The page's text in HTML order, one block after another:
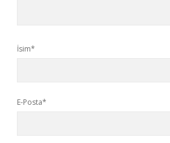
İsim*
E-Posta*